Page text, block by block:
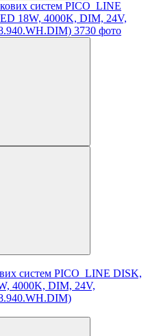
систем PICO_LINE DISK,
4000K, DIM, 24V,